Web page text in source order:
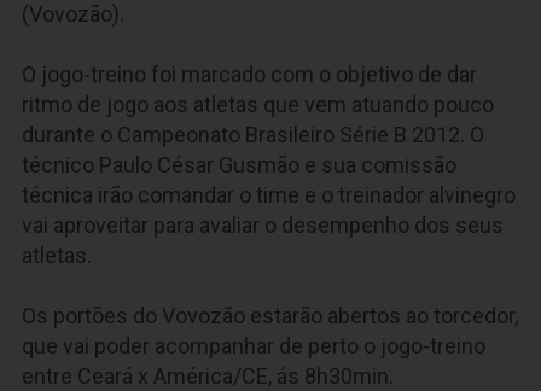
(Vovozão).
O jogo-treino foi marcado com o objetivo de dar
ritmo de jogo aos atletas que vem atuando pouco
durante o Campeonato Brasileiro Série B 2012. O
técnico Paulo César Gusmão e sua comissão
técnica irão comandar o time e o treinador alvinegro
vai aproveitar para avaliar o desempenho dos seus
atletas.
Os portões do Vovozão estarão abertos ao torcedor,
que vai poder acompanhar de perto o jogo-treino
entre Ceará x América/CE, ás 8h30min.